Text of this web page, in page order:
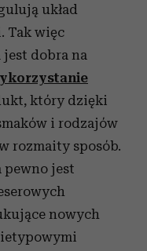
układ
Tak więc
jest dobra na
który dzięki
i rodzajów
rozmaity sposób.
pewno jest
nowych